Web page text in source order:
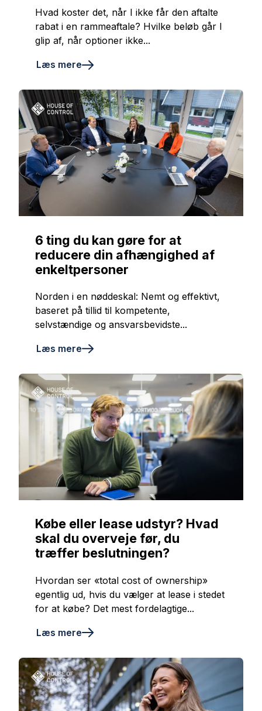
Hvad koster det, når I ikke får den aftalte
rabat i en rammeaftale? Hvilke beløb går I
glip af, når optioner ikke...
Læs mere
6 ting du kan gøre for at
reducere din afhængighed af
enkeltpersoner
Norden i en nøddeskal: Nemt og effektivt,
baseret på tillid til kompetente,
selvstændige og ansvarsbevidste...
Læs mere
Købe eller lease udstyr? Hvad
skal du overveje før, du
træffer beslutningen?
Hvordan ser «total cost of ownership»
egentlig ud, hvis du vælger at lease i stedet
for at købe? Det mest fordelagtige...
Læs mere